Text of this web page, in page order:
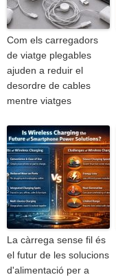
Com els carregadors
de viatge plegables
ajuden a reduir el
desordre de cables
mentre viatges
La càrrega sense fil és
el futur de les solucions
d'alimentació per a